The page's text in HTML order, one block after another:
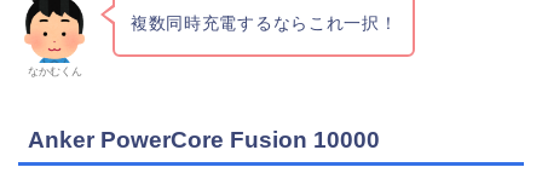
なかむくん
複数同時充電するならこれ一択！
Anker PowerCore Fusion 10000